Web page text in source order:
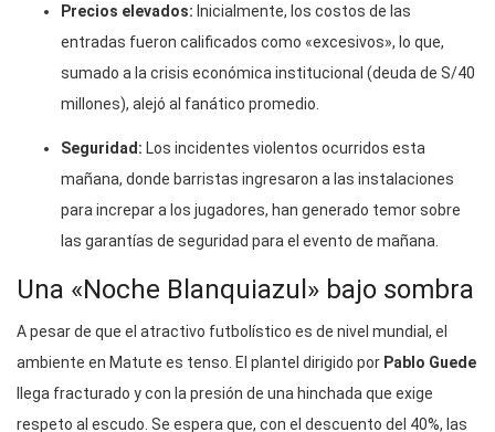
Precios elevados: Inicialmente, los costos de las
entradas fueron calificados como «excesivos», lo que,
sumado a la crisis económica institucional (deuda de S/40
millones), alejó al fanático promedio.
Seguridad: Los incidentes violentos ocurridos esta
mañana, donde barristas ingresaron a las instalaciones
para increpar a los jugadores, han generado temor sobre
las garantías de seguridad para el evento de mañana.
Una «Noche Blanquiazul» bajo sombra
A pesar de que el atractivo futbolístico es de nivel mundial, el
ambiente en Matute es tenso. El plantel dirigido por Pablo Guede
llega fracturado y con la presión de una hinchada que exige
respeto al escudo. Se espera que, con el descuento del 40%, las